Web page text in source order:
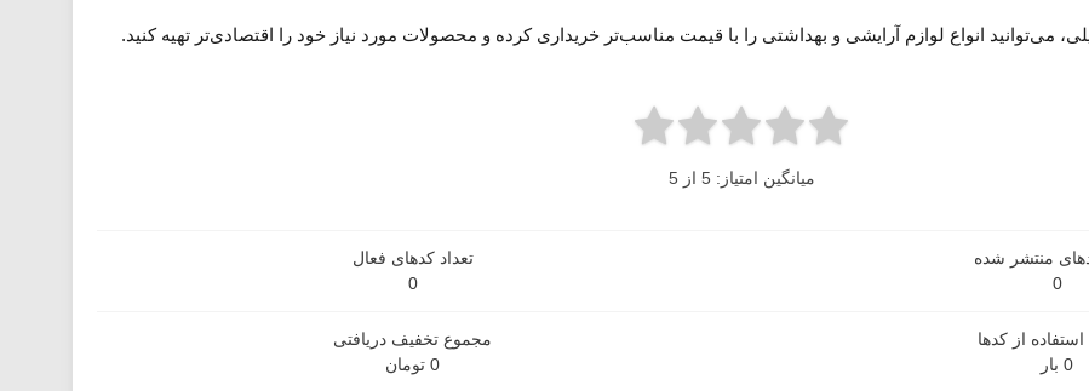
می‌توانید انواع لوازم آرایشی و بهداشتی را با قیمت مناسب‌تر خریداری کرده و محصولات مورد نیاز خود را اقتصادی‌تر تهیه کنید.
میانگین امتیاز: 5 از 5
منتشر شده
0
تعداد کدهای فعال
0
از کدها
0 بار
مجموع تخفیف دریافتی
0 تومان